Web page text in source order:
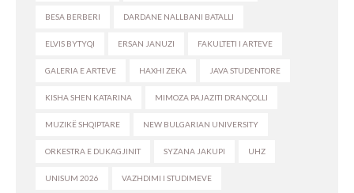
BESA BERBERI DARDANE NALLBANI BATALLI
ELVIS BYTYQI ERSAN JANUZI FAKULTETI I ARTEVE
GALERIA E ARTEVE HAXHI ZEKA JAVA STUDENTORE
KISHA SHEN KATARINA MIMOZA PAJAZITI DRANÇOLLI
MUZIKË SHQIPTARE NEW BULGARIAN UNIVERSITY
ORKESTRA E DUKAGJINIT SYZANA JAKUPI UHZ
UNISUM 2026 VAZHDIMI I STUDIMEVE